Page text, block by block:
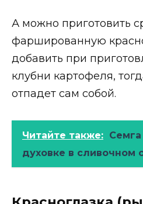
А можно приготовить
фаршированную
добавить при
клубни картофеля,
отпадет сам собой.
Читайте также: Семга
духовке в сливочном